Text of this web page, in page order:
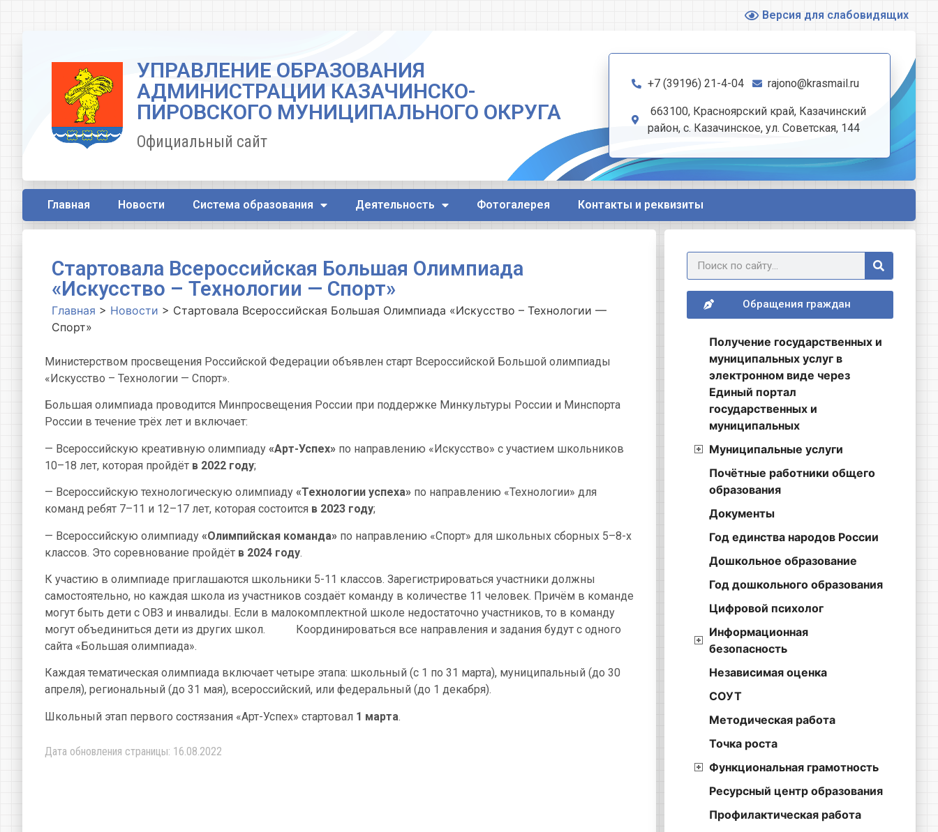
Версия для слабовидящих
УПРАВЛЕНИЕ ОБРАЗОВАНИЯ
АДМИНИСТРАЦИИ КАЗАЧИНСКО-
ПИРОВСКОГО МУНИЦИПАЛЬНОГО ОКРУГА
Официальный сайт
+7 (39196) 21-4-04 rajono@krasmail.ru
663100, Красноярский край, Казачинский
район, с. Казачинское, ул. Советская, 144
Главная Новости Система образования Деятельность Фотогалерея Контакты и реквизиты
Стартовала Всероссийская Большая Олимпиада
«Искусство – Технологии — Спорт»
Главная > Новости > Стартовала Всероссийская Большая Олимпиада «Искусство – Технологии —
Спорт»
Министерством просвещения Российской Федерации объявлен старт Всероссийской Большой олимпиады
«Искусство – Технологии — Спорт».
Большая олимпиада проводится Минпросвещения России при поддержке Минкультуры России и Минспорта
России в течение трёх лет и включает:
— Всероссийскую креативную олимпиаду «Арт-Успех» по направлению «Искусство» с участием школьников
10–18 лет, которая пройдёт в 2022 году;
— Всероссийскую технологическую олимпиаду «Технологии успеха» по направлению «Технологии» для
команд ребят 7–11 и 12–17 лет, которая состоится в 2023 году;
— Всероссийскую олимпиаду «Олимпийская команда» по направлению «Спорт» для школьных сборных 5–8-х
классов. Это соревнование пройдёт в 2024 году.
К участию в олимпиаде приглашаются школьники 5-11 классов. Зарегистрироваться участники должны
самостоятельно, но каждая школа из участников создаёт команду в количестве 11 человек. Причём в команде
могут быть дети с ОВЗ и инвалиды. Если в малокомплектной школе недостаточно участников, то в команду
могут объединиться дети из других школ. Координироваться все направления и задания будут с одного
сайта «Большая олимпиада».
Каждая тематическая олимпиада включает четыре этапа: школьный (с 1 по 31 марта), муниципальный (до 30
апреля), региональный (до 31 мая), всероссийский, или федеральный (до 1 декабря).
Школьный этап первого состязания «Арт-Успех» стартовал 1 марта.
Дата обновления страницы: 16.08.2022
Обращения граждан
Получение государственных и
муниципальных услуг в
электронном виде через
Единый портал
государственных и
муниципальных
Муниципальные услуги
Почётные работники общего
образования
Документы
Год единства народов России
Дошкольное образование
Год дошкольного образования
Цифровой психолог
Информационная
безопасность
Независимая оценка
СОУТ
Методическая работа
Точка роста
Функциональная грамотность
Ресурсный центр образования
Профилактическая работа